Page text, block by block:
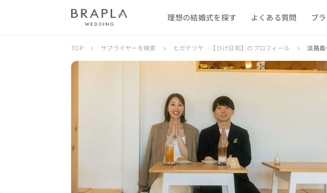
理想の結婚式を探す よくある質問 ブ
TOP サプライヤーを検索 ヒガテツヤ 【ひげ日和】のプロフィール 淡路